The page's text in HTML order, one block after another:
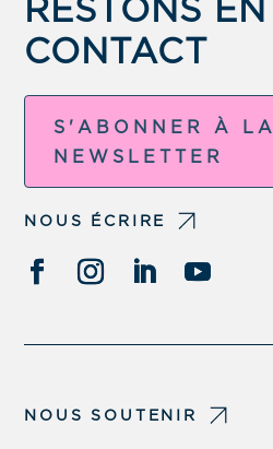
RESTONS EN
CONTACT
S'ABONNER À LA
NEWSLETTER
NOUS ÉCRIRE
NOUS SOUTENIR